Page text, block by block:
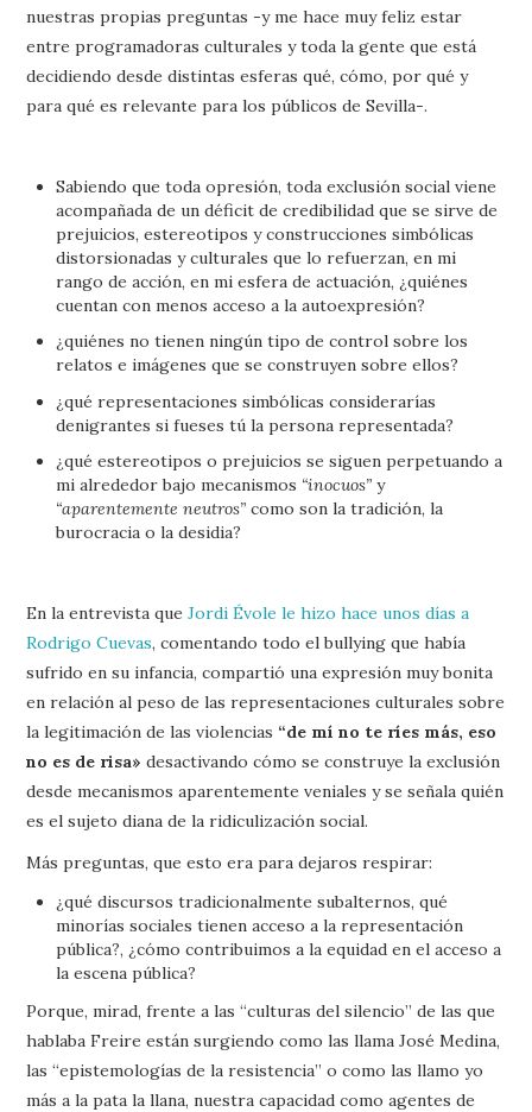
nuestras propias preguntas -y me hace muy feliz estar
entre programadoras culturales y toda la gente que está
decidiendo desde distintas esferas qué, cómo, por qué y
para qué es relevante para los públicos de Sevilla-.
Sabiendo que toda opresión, toda exclusión social viene
acompañada de un déficit de credibilidad que se sirve de
prejuicios, estereotipos y construcciones simbólicas
distorsionadas y culturales que lo refuerzan, en mi
rango de acción, en mi esfera de actuación, ¿quiénes
cuentan con menos acceso a la autoexpresión?
¿quiénes no tienen ningún tipo de control sobre los
relatos e imágenes que se construyen sobre ellos?
¿qué representaciones simbólicas considerarías
denigrantes si fueses tú la persona representada?
¿qué estereotipos o prejuicios se siguen perpetuando a
mi alrededor bajo mecanismos “inocuos” y
“aparentemente neutros” como son la tradición, la
burocracia o la desidia?
En la entrevista queJordi Évole le hizo hace unos días a
Rodrigo Cuevas, comentando todo el bullying que había
sufrido en su infancia, compartió una expresión muy bonita
en relación al peso de las representaciones culturales sobre
la legitimación de las violencias “de mí no te ríes más, eso
no es de risa»desactivando cómo se construye la exclusión
desde mecanismos aparentemente veniales y se señala quién
es el sujeto diana de la ridiculización social.
Más preguntas, que esto era para dejaros respirar:
¿qué discursos tradicionalmente subalternos, qué
minorías sociales tienen acceso a la representación
pública?, ¿cómo contribuimos a la equidad en el acceso a
la escena pública?
Porque, mirad, frente a las “culturas del silencio” de las que
hablaba Freire están surgiendo como las llama José Medina,
las “epistemologías de la resistencia” o como las llamo yo
más a la pata la llana, nuestra capacidad como agentes de